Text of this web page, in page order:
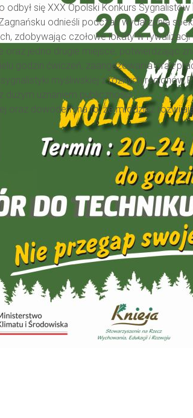
się XXX Opolski Konkurs
odnieśli podczas wydarzenia
zdobywając czołowe lokaty w rywalizacji
oraz jedno drugie miejsce, potwierdzając
godzin ćwiczeń, zaangażowania oraz
myśliwskiej z różnych regionów
dużym uznaniem publiczności.
oraz dowodem na to, że młodzież